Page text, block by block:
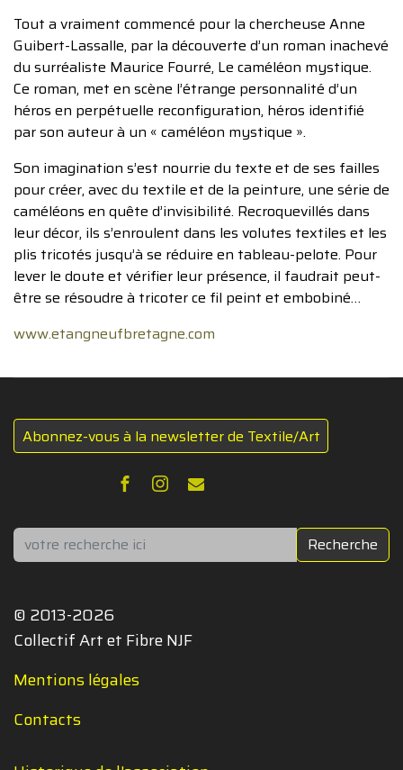
Tout a vraiment commencé pour la chercheuse Anne
Guibert-Lassalle, par la découverte d’un roman inachevé
du surréaliste Maurice Fourré, Le caméléon mystique.
Ce roman, met en scène l’étrange personnalité d’un
héros en perpétuelle reconfiguration, héros identifié
par son auteur à un « caméléon mystique ».
Son imagination s’est nourrie du texte et de ses failles
pour créer, avec du textile et de la peinture, une série de
caméléons en quête d’invisibilité. Recroquevillés dans
leur décor, ils s’enroulent dans les volutes textiles et les
plis tricotés jusqu’à se réduire en tableau-pelote. Pour
lever le doute et vérifier leur présence, il faudrait peut-
être se résoudre à tricoter ce fil peint et embobiné…
www.etangneufbretagne.com
Abonnez-vous à la newsletter de Textile/Art
Rechercher Recherche
© 2013-2026
Collectif Art et Fibre NJF
Mentions légales
Contacts